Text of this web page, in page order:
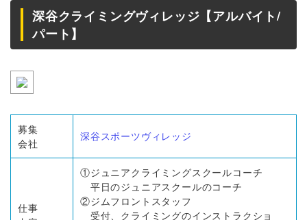
深谷クライミングヴィレッジ【アルバイト/
パート】
募集
会社
深谷スポーツヴィレッジ
仕事
①ジュニアクライミングスクールコーチ
平日のジュニアスクールのコーチ
②ジムフロントスタッフ
受付、クライミングのインストラクショ